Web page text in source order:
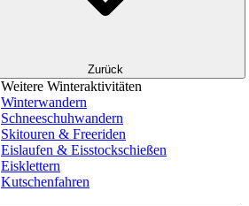
Zurück
Weitere Winteraktivitäten
Winterwandern
Schneeschuhwandern
Skitouren & Freeriden
Eislaufen & Eisstockschießen
Eisklettern
Kutschenfahren